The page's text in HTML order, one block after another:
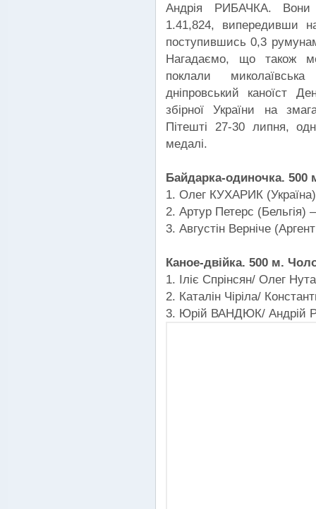
Андрія РИБАЧКА. Вони
1.41,824, випередивши
поступившись 0,3
Нагадаємо, що також
поклали
дніпровський каноїст
збірної України на
Пітешті 27-30 липня,
медалі.
Байдарка-одиночка. 500
1. Олег КУХАРИК
2. Артур Петерс (Бельгія)
3. Августін Верніче
Каное-двійка. 500 м.
1. Іліє Спрінсян/ Олег
2. Каталін Чіріла/
3. Юрій ВАНДЮК/ Андрій